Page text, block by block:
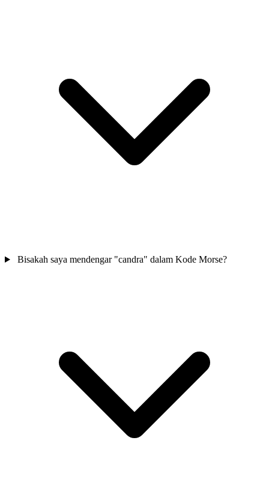
Bisakah saya mendengar "candra" dalam Kode Morse?